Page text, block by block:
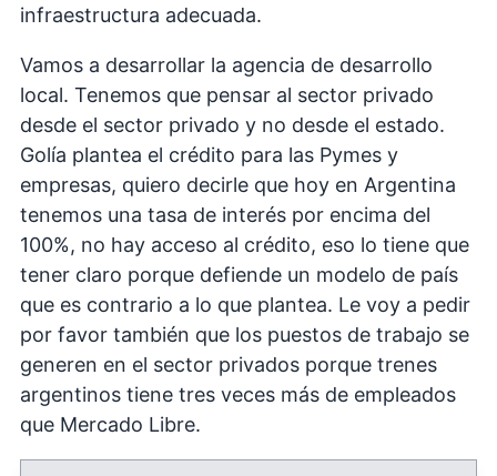
infraestructura adecuada.
Vamos a desarrollar la agencia de desarrollo
local. Tenemos que pensar al sector privado
desde el sector privado y no desde el estado.
Golía plantea el crédito para las Pymes y
empresas, quiero decirle que hoy en Argentina
tenemos una tasa de interés por encima del
100%, no hay acceso al crédito, eso lo tiene que
tener claro porque defiende un modelo de país
que es contrario a lo que plantea. Le voy a pedir
por favor también que los puestos de trabajo se
generen en el sector privados porque trenes
argentinos tiene tres veces más de empleados
que Mercado Libre.